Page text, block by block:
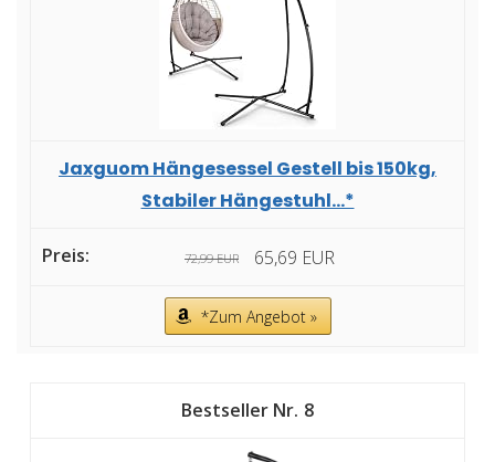
Jaxguom Hängesessel Gestell bis 150kg,
Stabiler Hängestuhl...*
72,99 EUR 65,69 EUR
*Zum Angebot »
8